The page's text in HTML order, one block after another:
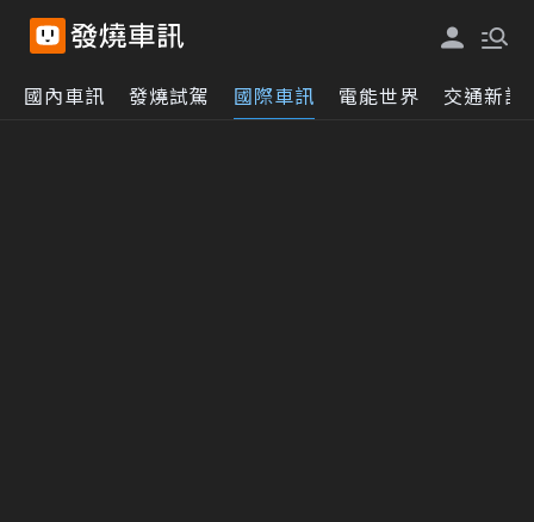
國內車訊 發燒試駕 國際車訊 電能世界 交通新訊